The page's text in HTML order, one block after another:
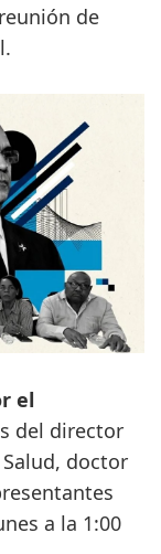
de
el
del director
doctor
a la 1:00